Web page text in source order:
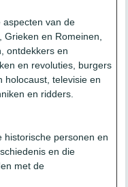
aspecten van de
Grieken en Romeinen,
ontdekkers en
en revoluties, burgers
holocaust, televisie en
en ridders.
historische personen en
en die
met de